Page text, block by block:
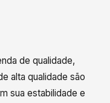
de qualidade,
alta qualidade são
sua estabilidade e